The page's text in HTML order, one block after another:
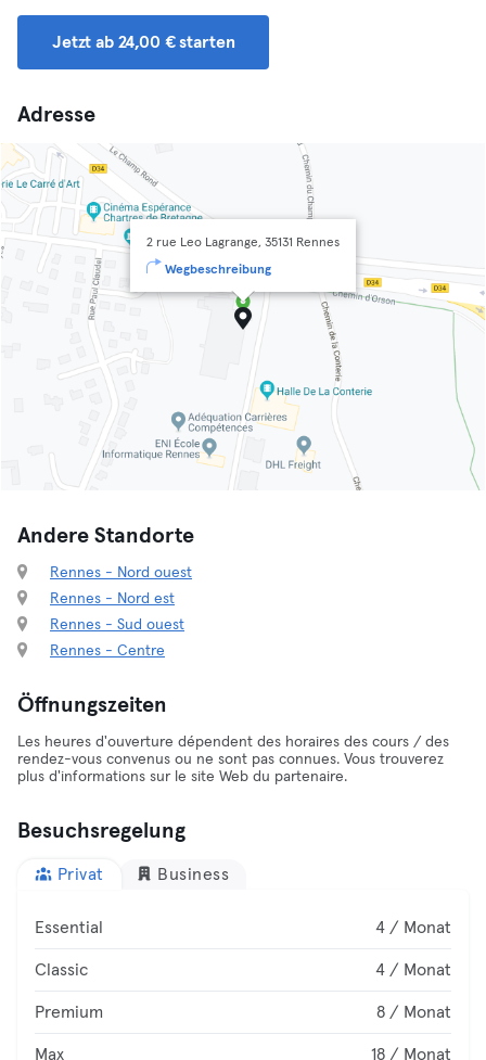
Jetzt ab 24,00 € starten
Adresse
2 rue Leo Lagrange, 35131 Rennes
Wegbeschreibung
Andere Standorte
Rennes - Nord ouest
Rennes - Nord est
Rennes - Sud ouest
Rennes - Centre
Öffnungszeiten
Les heures d'ouverture dépendent des horaires des cours / des
rendez-vous convenus ou ne sont pas connues. Vous trouverez
plus d'informations sur le site Web du partenaire.
Besuchsregelung
Privat Business
Essential 4 / Monat
Classic 4 / Monat
Premium 8 / Monat
Max 18 / Monat